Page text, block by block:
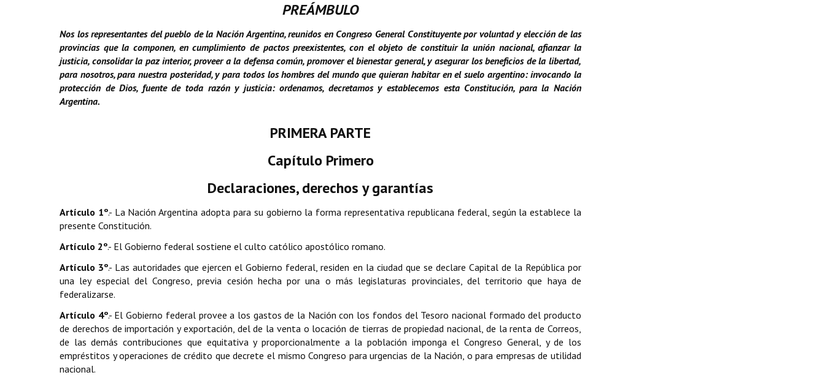
PREÁMBULO
Nos los representantes del pueblo de la Nación Argentina, reunidos en Congreso General Constituyente por voluntad y elección de las
provincias que la componen, en cumplimiento de pactos preexistentes, con el objeto de constituir la unión nacional, afianzar la
justicia, consolidar la paz interior, proveer a la defensa común, promover el bienestar general, y asegurar los beneficios de la libertad,
para nosotros, para nuestra posteridad, y para todos los hombres del mundo que quieran habitar en el suelo argentino: invocando la
protección de Dios, fuente de toda razón y justicia: ordenamos, decretamos y establecemos esta Constitución, para la Nación
Argentina.
PRIMERA PARTE
Capítulo Primero
Declaraciones, derechos y garantías
Artículo 1º.- La Nación Argentina adopta para su gobierno la forma representativa republicana federal, según la establece la
presente Constitución.
Artículo 2º.- El Gobierno federal sostiene el culto católico apostólico romano.
Artículo 3º.- Las autoridades que ejercen el Gobierno federal, residen en la ciudad que se declare Capital de la República por
una ley especial del Congreso, previa cesión hecha por una o más legislaturas provinciales, del territorio que haya de
federalizarse.
Artículo 4º.- El Gobierno federal provee a los gastos de la Nación con los fondos del Tesoro nacional formado del producto
de derechos de importación y exportación, del de la venta o locación de tierras de propiedad nacional, de la renta de Correos,
de las demás contribuciones que equitativa y proporcionalmente a la población imponga el Congreso General, y de los
empréstitos y operaciones de crédito que decrete el mismo Congreso para urgencias de la Nación, o para empresas de utilidad
nacional.